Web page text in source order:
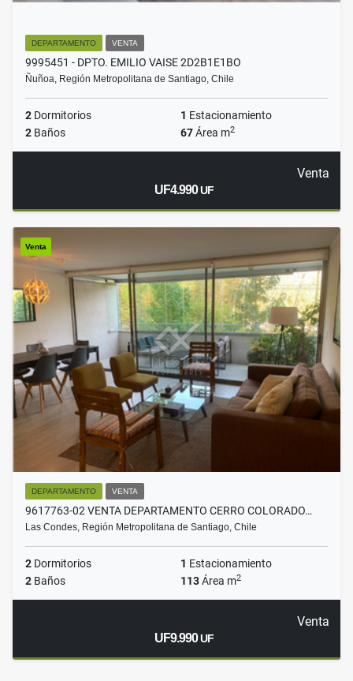
DEPARTAMENTO VENTA
9995451 - DPTO. EMILIO VAISE 2D2B1E1BO
Ñuñoa, Región Metropolitana de Santiago, Chile
2 Dormitorios 1 Estacionamiento
2 Baños 67Área m2
Venta
UF4.990UF
Venta
DEPARTAMENTO VENTA
9617763-02 VENTA DEPARTAMENTO CERRO COLORADO…
Las Condes, Región Metropolitana de Santiago, Chile
2 Dormitorios 1 Estacionamiento
2 Baños 113Área m2
Venta
UF9.990UF